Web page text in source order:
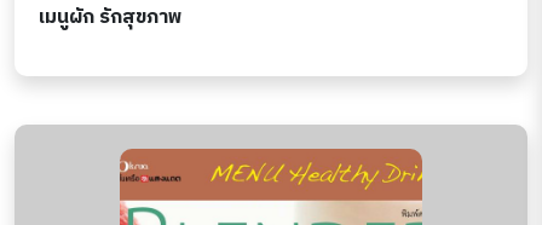
เมนูผัก รักสุขภาพ